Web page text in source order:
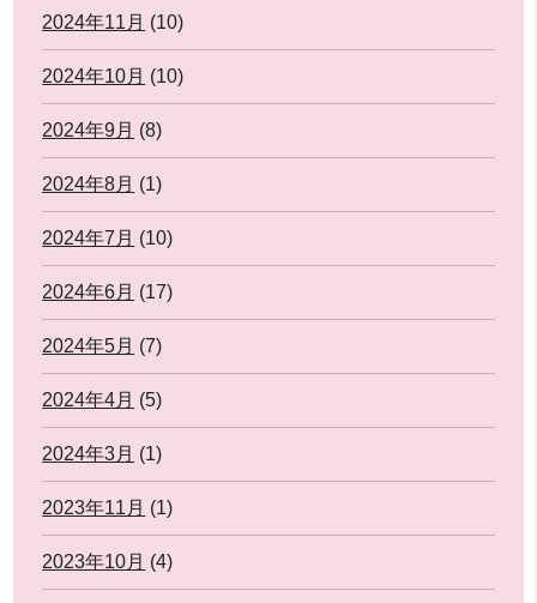
2024年11月 (10)
2024年10月 (10)
2024年9月 (8)
2024年8月 (1)
2024年7月 (10)
2024年6月 (17)
2024年5月 (7)
2024年4月 (5)
2024年3月 (1)
2023年11月 (1)
2023年10月 (4)